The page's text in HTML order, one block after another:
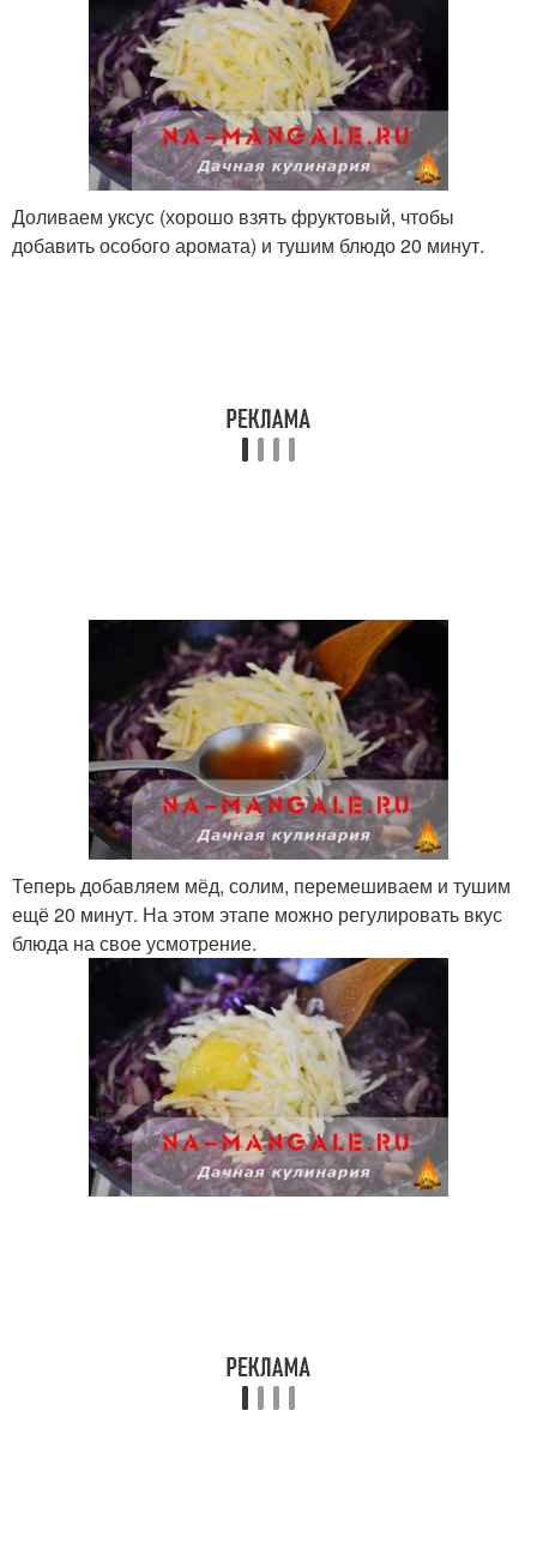
Доливаем уксус (хорошо взять фруктовый, чтобы
добавить особого аромата) и тушим блюдо 20 минут.
Теперь добавляем мёд, солим, перемешиваем и тушим
ещё 20 минут. На этом этапе можно регулировать вкус
блюда на свое усмотрение.